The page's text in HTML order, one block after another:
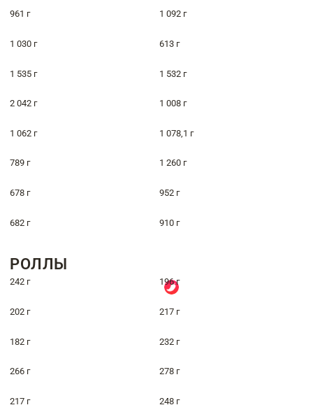
961 г 1 092 г
1 030 г 613 г
1 535 г 1 532 г
2 042 г 1 008 г
1 062 г 1 078,1 г
789 г 1 260 г
678 г 952 г
682 г 910 г
РОЛЛЫ
242 г 196 г
202 г 217 г
182 г 232 г
266 г 278 г
217 г 248 г